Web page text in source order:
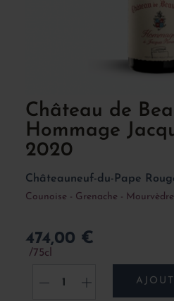
Château de
Hommage
2020
Châteauneuf-du-Pape
Counoise - Grenache -
474,00 €
75cl
- +